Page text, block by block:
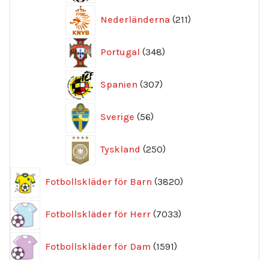
Nederländerna 211
produkter
Portugal 348
produkter
Spanien 307
produkter
Sverige 56
produkter
Tyskland 250
produkter
Fotbollskläder för Barn 3820
produkter
Fotbollskläder för Herr 7033
produkter
Fotbollskläder för Dam 1591
produkter